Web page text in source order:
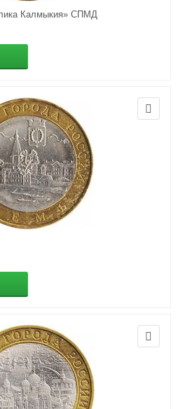
Калмыкия» СПМД